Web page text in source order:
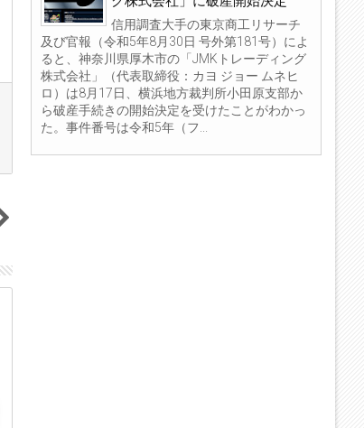
信用調査大手の東京商工リサーチ
及び官報（令和5年8月30日 号外第181号）によ
ると、神奈川県厚木市の「JMKトレーディング
株式会社」（代表取締役：カヨ ジョー ムネヒ
ロ）は8月17日、横浜地方裁判所小田原支部か
ら破産手続きの開始決定を受けたことがわかっ
た。事件番号は令和5年（フ...